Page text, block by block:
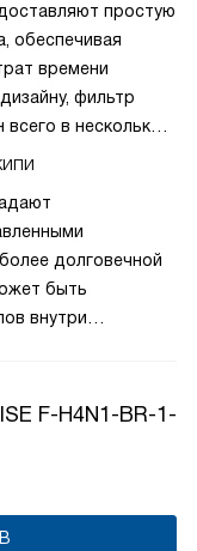
простую
обеспечивая
времени
фильтр
в несколько
специальных
без
переноса
долговечной
быть
внутри
инновационные
домашнего
F-H4N1-BR-1-